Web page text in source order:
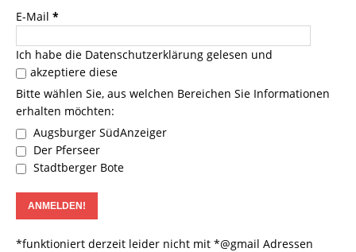
E-Mail *
Ich habe die Datenschutzerklärung gelesen und
akzeptiere diese
Bitte wählen Sie, aus welchen Bereichen Sie Informationen
erhalten möchten:
Augsburger SüdAnzeiger
Der Pferseer
Stadtberger Bote
*funktioniert derzeit leider nicht mit *@gmail Adressen